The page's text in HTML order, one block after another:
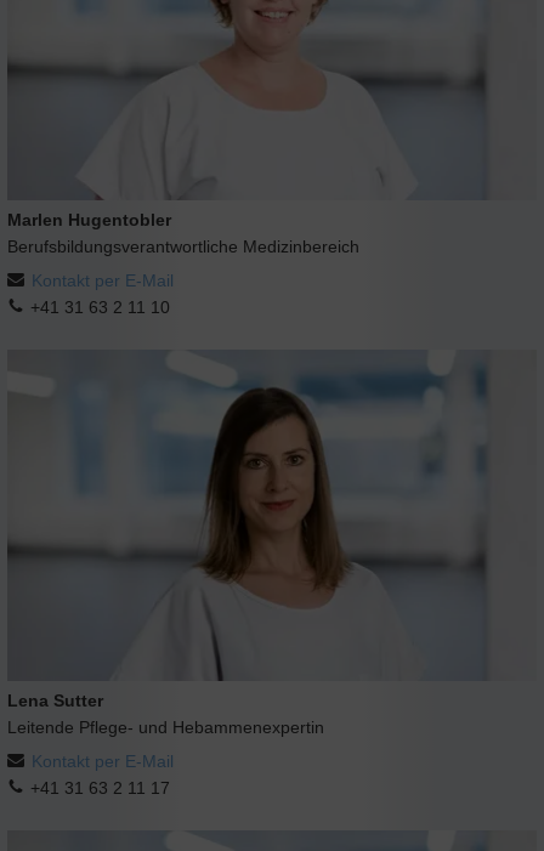
Marlen Hugentobler
Berufsbildungsverantwortliche Medizinbereich
Kontakt per E-Mail
+41 31 63 2 11 10
Lena Sutter
Leitende Pflege- und Hebammenexpertin
Kontakt per E-Mail
+41 31 63 2 11 17